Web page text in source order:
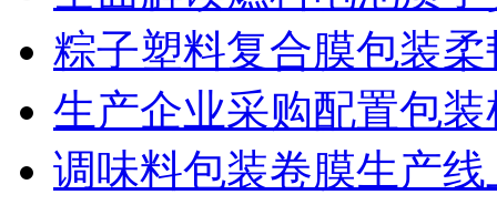
粽子塑料复合膜包装
生产企业采购配置包
调味料包装卷膜生产